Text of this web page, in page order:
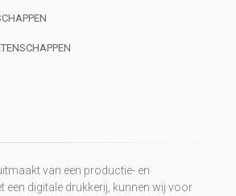
van een productie- en
een digitale drukkerij, kunnen wij voor